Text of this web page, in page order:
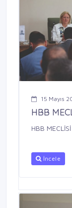
15 Mayıs
HBB
HBB
İncele